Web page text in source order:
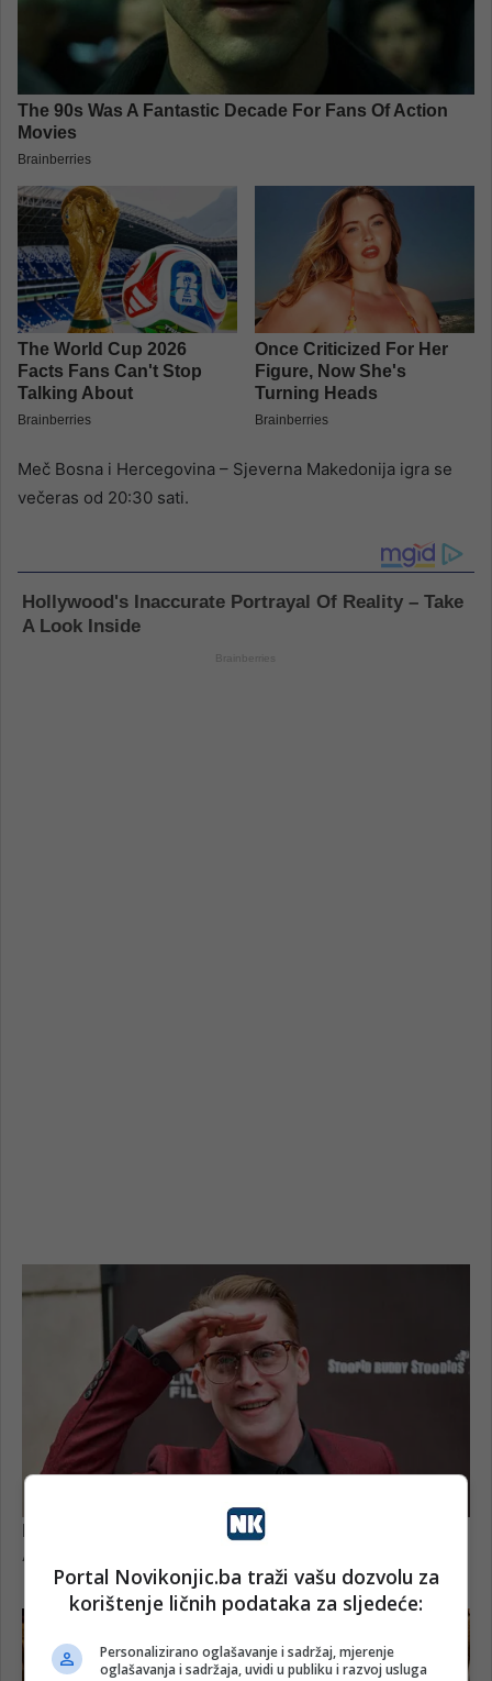
Meč Bosna i Hercegovina – Sjeverna Makedonija igra se
večeras od 20:30 sati.
Portal Novikonjic.ba traži vašu dozvolu za
korištenje ličnih podataka za sljedeće:
Personalizirano oglašavanje i sadržaj, mjerenje
oglašavanja i sadržaja, uvidi u publiku i razvoj usluga